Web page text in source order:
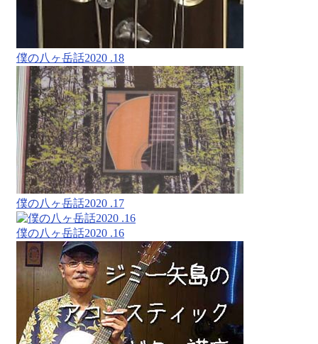
僕の八ヶ岳話2020 .18
僕の八ヶ岳話2020 .17
僕の八ヶ岳話2020 .16